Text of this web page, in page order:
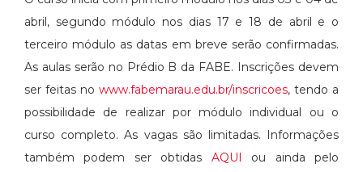
abril, segundo módulo nos dias 17 e 18 de abril e o
terceiro módulo as datas em breve serão confirmadas.
As aulas serão no Prédio B da FABE. Inscrições devem
ser feitas no www.fabemarau.edu.br/inscricoes, tendo a
possibilidade de realizar por módulo individual ou o
curso completo. As vagas são limitadas. Informações
também podem ser obtidas AQUI ou ainda pelo